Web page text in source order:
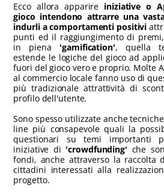
Ecco allora apparire iniziative o
gioco intendono attrarre una
indurli a comportamenti positivi
punti ed il raggiungimento di
in piena 'gamification', quella
estende le logiche del gioco ad
fuori del gioco vero e proprio. Molte
al commercio locale fanno uso di
più tradizionale attrattività di
profilo dell'utente.
Sono spesso utilizzate anche
line più consapevole quali la
questionari su temi importanti
iniziative di 'crowdfunding' che
fondi, anche attraverso la raccolta
cittadini interessati alla
progetto.